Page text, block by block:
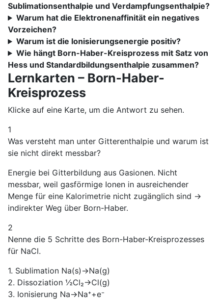
Sublimationsenthalpie und Verdampfungsenthalpie?
Warum hat die Elektronenaffinität ein negatives
Vorzeichen?
Warum ist die Ionisierungsenergie positiv?
Wie hängt Born-Haber-Kreisprozess mit Satz von
Hess und Standardbildungsenthalpie zusammen?
Lernkarten – Born-Haber-
Kreisprozess
Klicke auf eine Karte, um die Antwort zu sehen.
1
Was versteht man unter Gitterenthalpie und warum ist
sie nicht direkt messbar?
Energie bei Gitterbildung aus Gasionen. Nicht
messbar, weil gasförmige Ionen in ausreichender
Menge für eine Kalorimetrie nicht zugänglich sind →
indirekter Weg über Born-Haber.
2
Nenne die 5 Schritte des Born-Haber-Kreisprozesses
für NaCl.
1. Sublimation Na(s)→Na(g)
2. Dissoziation ½Cl₂→Cl(g)
3. Ionisierung Na→Na⁺+e⁻